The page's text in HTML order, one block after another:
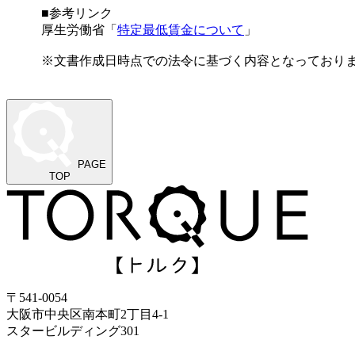
■参考リンク
厚生労働省「 特定最低賃金について 」
※文書作成日時点での法令に基づく内容となっており
PAGE
TOP
〒541-0054
大阪市中央区南本町2丁目4-1
スタービルディング301